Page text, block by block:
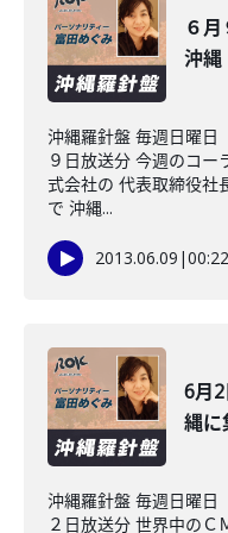
６
沖
沖縄羅針盤 毎週日曜
９日放送分 今週のコ
式会社の 代表取締役社
で 沖縄...
2013.06.09 |
6月
縄に
沖縄羅針盤 毎週日曜
２日放送分 世界中の